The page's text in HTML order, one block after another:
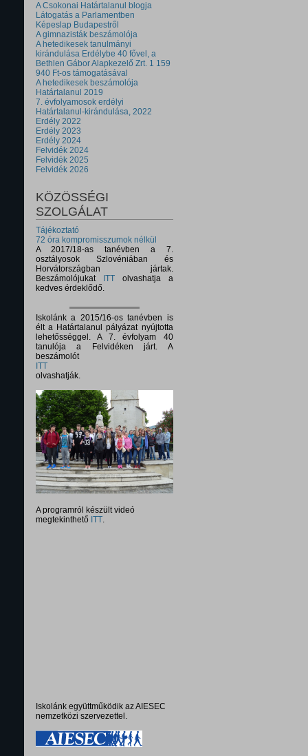
A Csokonai Határtalanul blogja
Látogatás a Parlamentben
Képeslap Budapestről
A gimnazisták beszámolója
A hetedikesek tanulmányi
kirándulása Erdélybe 40 fővel, a
Bethlen Gábor Alapkezelő Zrt. 1 159
940 Ft-os támogatásával
A hetedikesek beszámolója
Határtalanul 2019
7. évfolyamosok erdélyi
Határtalanul-kirándulása, 2022
Erdély 2022
Erdély 2023
Erdély 2024
Felvidék 2024
Felvidék 2025
Felvidék 2026
KÖZÖSSÉGI
SZOLGÁLAT
Tájékoztató
72 óra kompromisszumok nélkül
A 2017/18-as tanévben a 7.
osztályosok Szlovéniában és
Horvátországban jártak.
Beszámolójukat
ITTolvashatja a
kedves érdeklődő.
Iskolánk a 2015/16-os tanévben is
élt a Határtalanul pályázat nyújtotta
lehetősséggel. A 7. évfolyam 40
tanulója a Felvidéken járt. A
beszámolót
ITT
olvashatják.
A programról készült videó
megtekinthető ITT.
Iskolánk együttműködik az AIESEC
nemzetközi szervezettel.